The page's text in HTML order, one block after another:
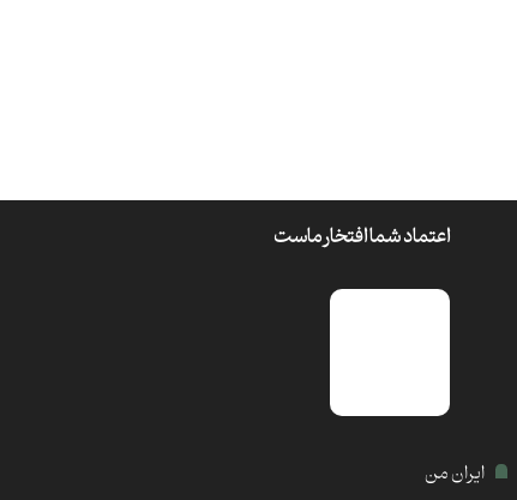
اعتماد شما افتخار ماست
ایران من